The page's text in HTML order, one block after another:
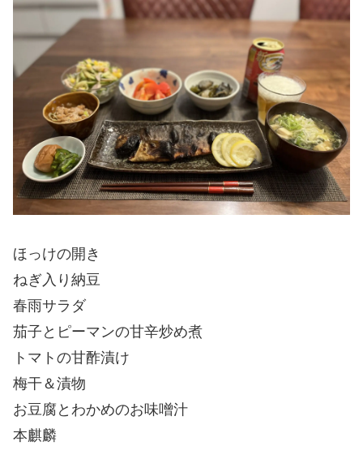
ほっけの開き
ねぎ入り納豆
春雨サラダ
茄子とピーマンの甘辛炒め煮
トマトの甘酢漬け
梅干＆漬物
お豆腐とわかめのお味噌汁
本麒麟